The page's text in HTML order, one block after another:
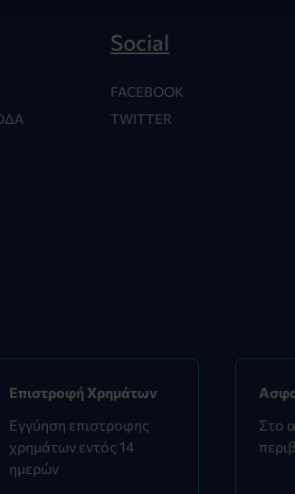
Social
FACEBOOK
TWITTER
Επιστροφή Χρημάτων
Εγγύηση επιστροφης
χρημάτων εντός 14
ημερών
Στο